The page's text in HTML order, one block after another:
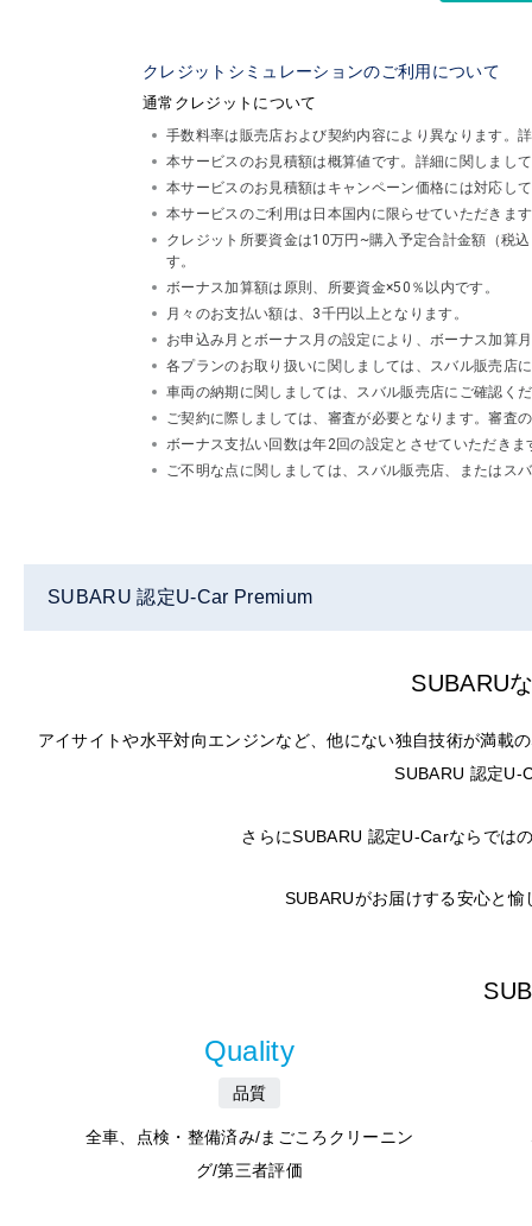
クレジットシミュレーションのご利用について
通常クレジットについて
手数料率は販売店および契約内容により異なります。
本サービスのお見積額は概算値です。詳細に関しまし
本サービスのお見積額はキャンペーン価格には対応し
本サービスのご利用は日本国内に限らせていただきま
クレジット所要資金は10万円~購入予定合計金額（税
す。
ボーナス加算額は原則、所要資金×50％以内です。
月々のお支払い額は、3千円以上となります。
お申込み月とボーナス月の設定により、ボーナス加算
各プランのお取り扱いに関しましては、スバル販売店
車両の納期に関しましては、スバル販売店にご確認く
ご契約に際しましては、審査が必要となります。審査
ボーナス支払い回数は年2回の設定とさせていただきま
ご不明な点に関しましては、スバル販売店、またはス
SUBARU 認定U-Car Premium
SUBARU
アイサイトや水平対向エンジンなど、他にない独自技術が満載
SUBARU 認定U-
さらにSUBARU 認定U-Carならでは
SUBARUがお届けする安心と
Quality
品質
全車、点検・整備済み/まごころクリーニン
グ/第三者評価